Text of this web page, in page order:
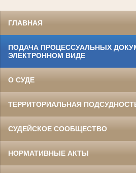
ГЛАВНАЯ
ПОДАЧА ПРОЦЕССУАЛЬНЫХ
ЭЛЕКТРОННОМ ВИДЕ
О СУДЕ
ТЕРРИТОРИАЛЬНАЯ
СУДЕЙСКОЕ СООБЩЕСТВО
НОРМАТИВНЫЕ АКТЫ